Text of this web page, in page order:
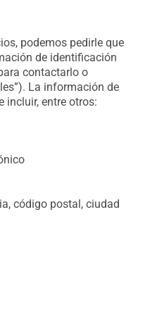
podemos pedirle que
de identificación
contactarlo o
La información de
incluir, entre otros:
código postal, ciudad